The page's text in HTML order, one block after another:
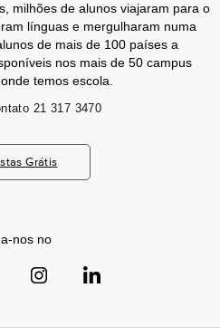
milhões de alunos viajaram para o
línguas e mergulharam numa
de mais de 100 países a
nos mais de 50 campus
temos escola.
21 317 3470
Grátis
nos no